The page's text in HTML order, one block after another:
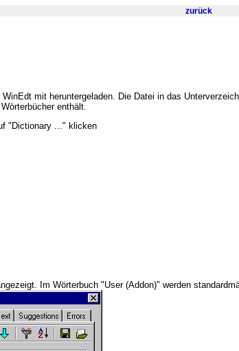
zurück
mit heruntergeladen. Die Datei in das
enthält.
"Dictionary ..." klicken
Im Wörterbuch "User (Addon)" werden